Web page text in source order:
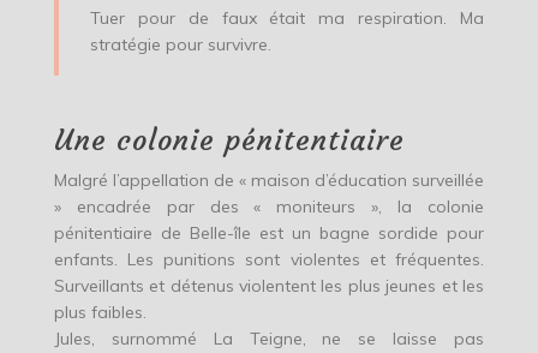
Tuer pour de faux était ma respiration. Ma
stratégie pour survivre.
Une colonie pénitentiaire
Malgré l’appellation de « maison d’éducation surveillée
» encadrée par des « moniteurs », la colonie
pénitentiaire de Belle-île est un bagne sordide pour
enfants. Les punitions sont violentes et fréquentes.
Surveillants et détenus violentent les plus jeunes et les
plus faibles.
Jules, surnommé La Teigne, ne se laisse pas